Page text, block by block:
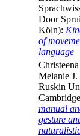
Door
Köln):
of
language
Melanie
Ruskin
manual
gesture